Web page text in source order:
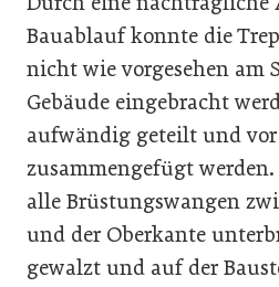
Bauablauf konnte die
nicht wie vorgesehen am
Gebäude eingebracht
aufwändig geteilt und
zusammengefügt
alle Brüstungswangen
und der Oberkante
gewalzt und auf der